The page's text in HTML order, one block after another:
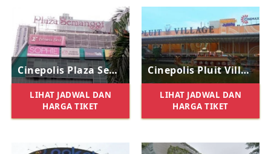
Cinepolis Plaza Semanggi
LIHAT JADWAL DAN
HARGA TIKET
Cinepolis Pluit Village
LIHAT JADWAL DAN
HARGA TIKET